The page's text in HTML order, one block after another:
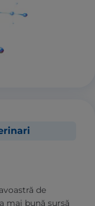
de
mai bună sursă